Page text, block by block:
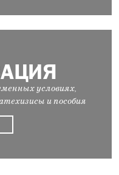
условиях,
и пособия